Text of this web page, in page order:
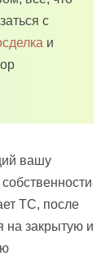
с
и
вашу
ТС, после
на закрытую и